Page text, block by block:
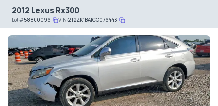
2012 Lexus Rx300
Lot#58800096 VIN:2T2ZK1BA1CC076443